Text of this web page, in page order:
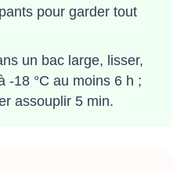
pour garder tout
un bac large, lisser,
-18 °C au moins 6 h ;
assouplir 5 min.